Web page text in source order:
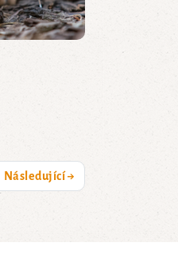
Následující →